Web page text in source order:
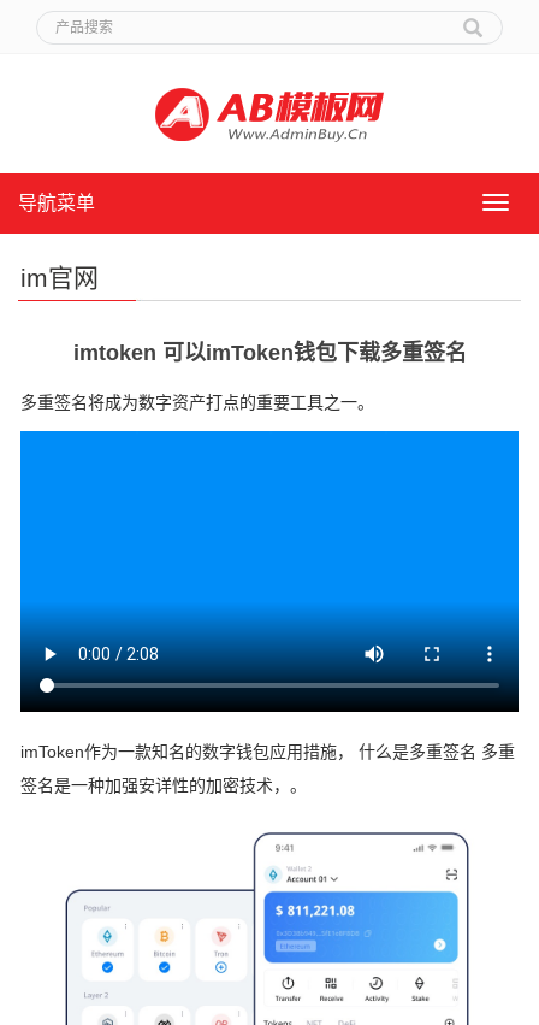
导
导航菜单
im官网
imtoken 可以imToken钱包下载多重签名
多重签名将成为数字资产打点的重要工具之一。
imToken作为一款知名的数字钱包应用措施， 什么是多重签名 多重
签名是一种加强安详性的加密技术，。